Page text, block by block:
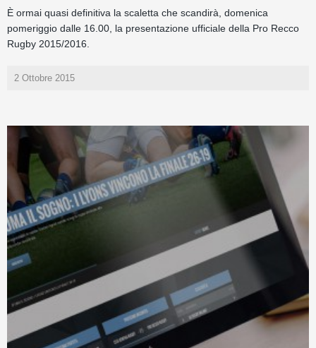
È ormai quasi definitiva la scaletta che scandirà, domenica
pomeriggio dalle 16.00, la presentazione ufficiale della Pro Recco
Rugby 2015/2016.
2 Ottobre 2015